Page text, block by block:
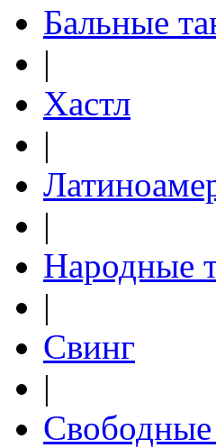
Бальные
|
Хастл
|
|
Народные
|
Свинг
|